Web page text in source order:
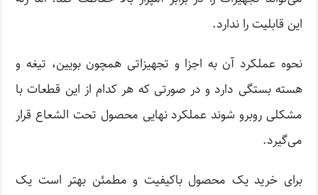
این قابلیت را ندارد.
نحوه عملکرد آن به اجزا و تجهیزاتی همچون بویین، تیغه و
هسته بستگی دارد و در صورتی که هر کدام از این قطعات با
مشکلی روبرو شوند عملکرد نهایی محصول تحت الشعاع قرار
می‌گیرد.
برای خرید یک محصول باکیفیت و مطمئن بهتر است یک